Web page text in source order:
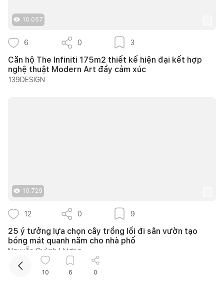
10.057
6 0 3
Căn hộ The Infiniti 175m2 thiết kế hiện đại kết hợp
nghệ thuật Modern Art đầy cảm xúc
139DESIGN
10.729
12 0 9
25 ý tưởng lựa chọn cây trồng lối đi sân vườn tạo
bóng mát quanh năm cho nhà phố
Nguyễn Quỳnh Hương
10 6 0